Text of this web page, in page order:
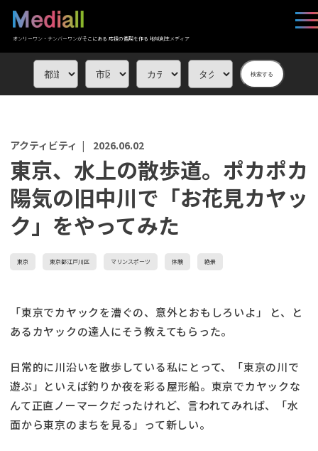
オンリーワン・ナンバーワンがそこにある 応援の循環を作る 地域創生メディア
検索する
アクティビティ | 2026.06.02
東京、水上の散歩道。ポカポカ
陽気の旧中川で「お花見カヤッ
ク」をやってみた
東京 東京都江戸川区 マリンスポーツ 体験 絶景
「東京でカヤックを漕ぐの、意外とおもしろいよ」 と、と
あるカヤックの達人にそう教えてもらった。
日常的に川沿いを散歩している私にとって、「東京の川で
遊ぶ」といえば釣りか夜を彩る屋形船。東京でカヤックな
んて正直ノーマークだったけれど、言われてみれば、「水
面から東京のまちを見る」って新しい。